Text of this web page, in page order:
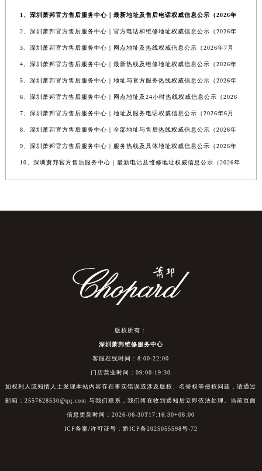
1、深圳萧邦官方售后服务中心｜最新地址及售后电话权威信息公示（2026年
2、深圳萧邦官方售后服务中心｜官方电话和维修地址权威信息公示（2026年
3、深圳萧邦官方售后服务中心｜网点地址及热线权威信息公示（2026年7月
4、深圳萧邦官方售后服务中心｜最新热线及维修地址权威信息公示（2026年
5、深圳萧邦官方售后服务中心｜地址与官方服务热线权威信息公示（2026年
6、深圳萧邦官方售后服务中心｜网点地址及24小时热线权威信息公示（2026
7、深圳萧邦官方售后服务中心｜地址及服务电话权威信息公示（2026年6月
8、深圳萧邦官方售后服务中心｜全部地址与售后热线权威信息公示（2026年
9、深圳萧邦官方售后服务中心｜服务热线及具体地址权威信息公示（2026年
10、深圳萧邦官方售后服务中心｜最新电话及维修地址权威信息公示（2026年
版权所有：
深圳萧邦维修服务中心
客服在线时间：8:00-22:00
门店营业时间：09:00-19:30
如权利人或知情人士发现本站内容存在事实错误或涉及版权、名誉权等侵权问题，请通过
邮箱：2557628530@qq.com 与我们联系，我们将在收到通知后立即依法处理。当前页面
信息更新时间：2026-06-30T17:16:30+08:00
ICP备案/许可证号：黔ICP备2025055598号-72